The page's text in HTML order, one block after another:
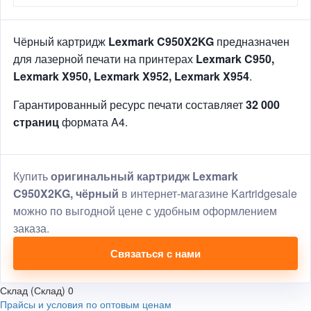
Чёрный картридж Lexmark C950X2KG предназначен
для лазерной печати на принтерах Lexmark C950,
Lexmark X950, Lexmark X952, Lexmark X954.
Гарантированный ресурс печати составляет32 000
страницформата A4.
Купитьоригинальный картридж Lexmark
C950X2KG, чёрный в интернет-магазине Kartridgesale
можно по выгодной цене с удобным оформлением
заказа.
Связаться с нами
Склад (Склад) 0
Прайсы и условия по оптовым ценам